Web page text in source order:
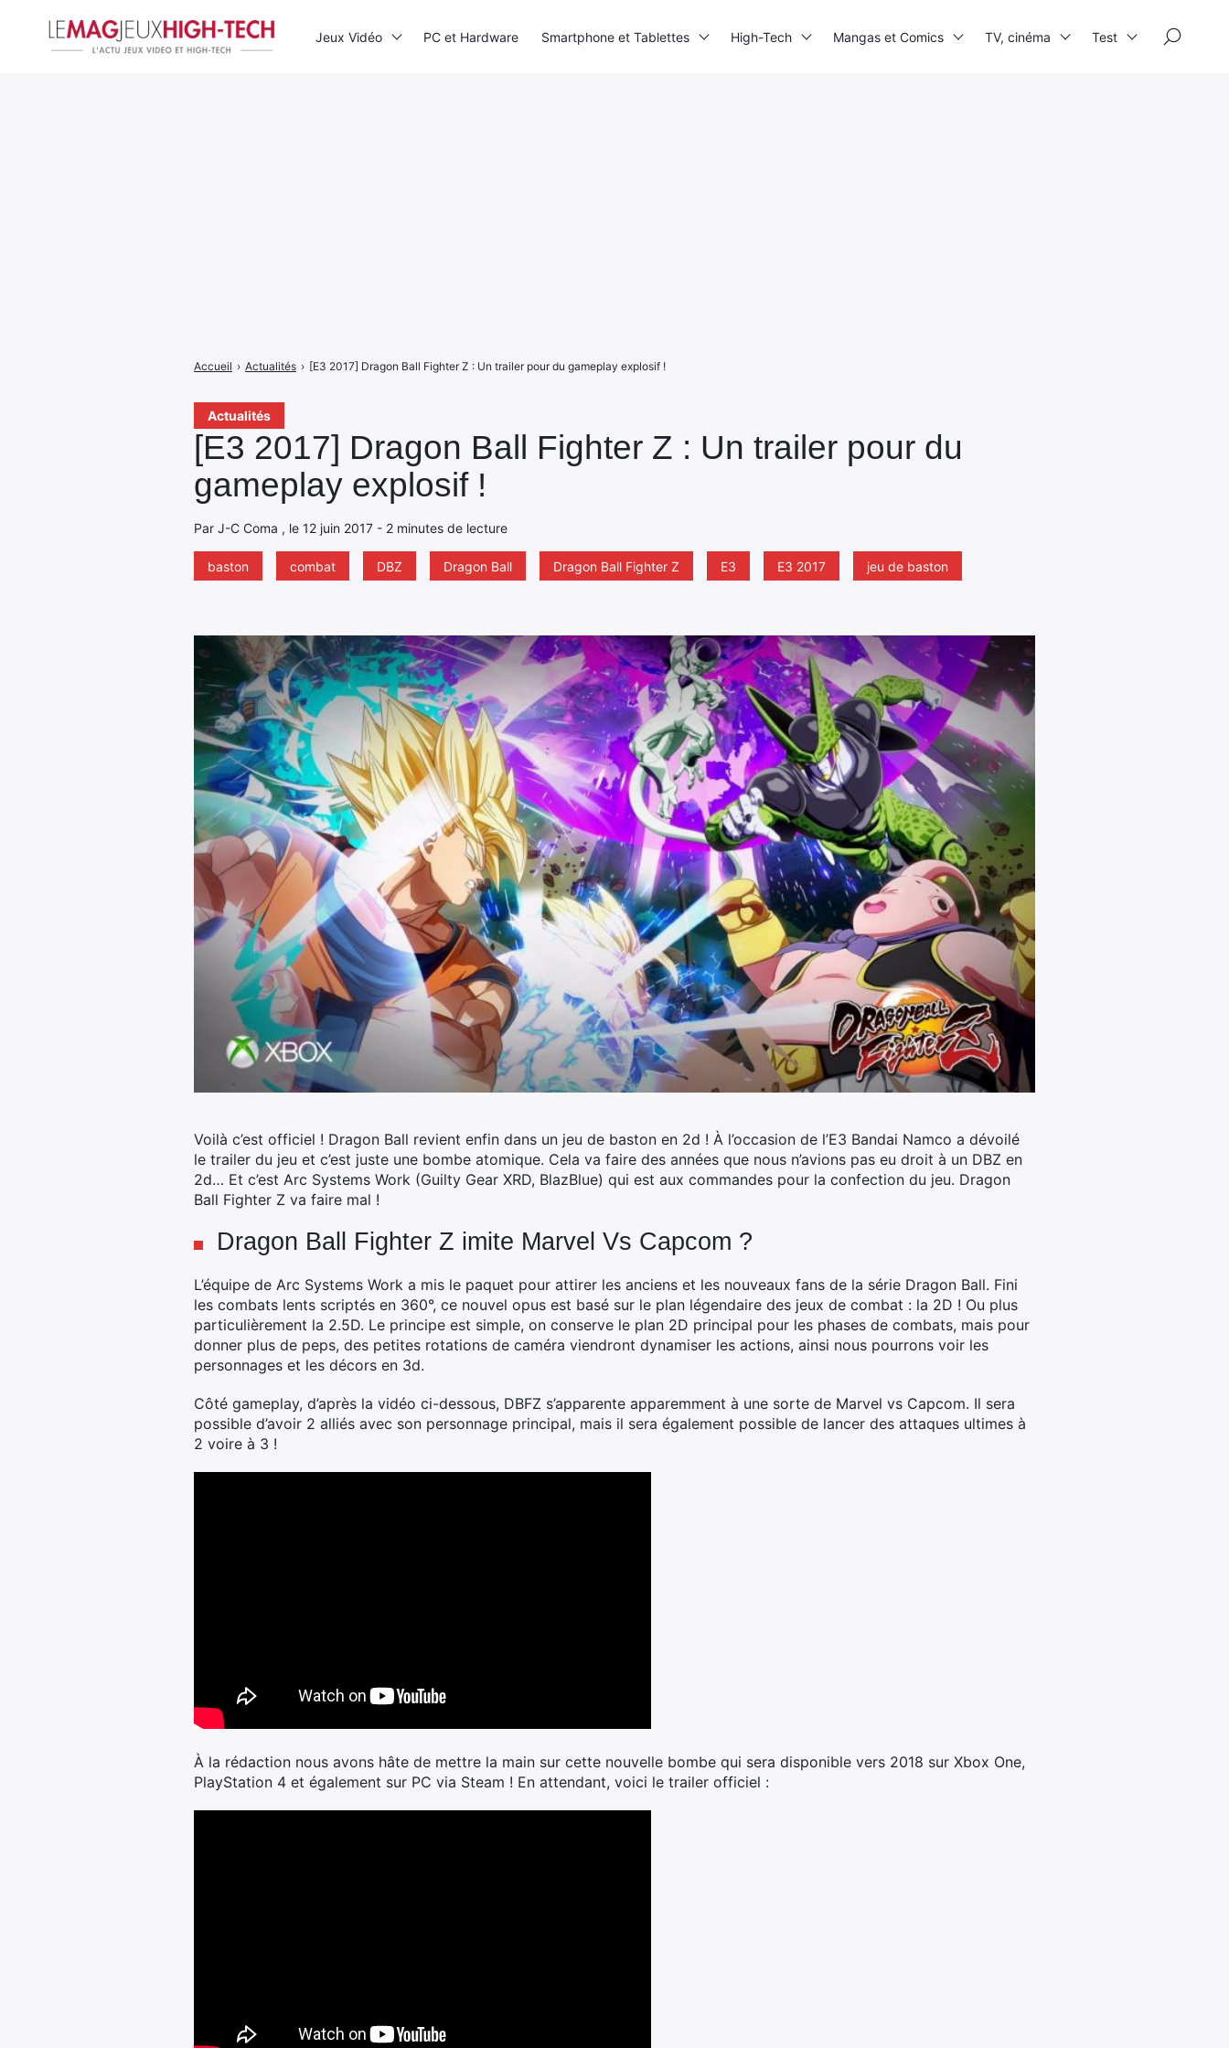
Actualités
[E3 2017] Dragon Ball Fighter Z : Un trailer pour du
gameplay explosif !
Par J-C Coma , le 12 juin 2017 - 2 minutes de lecture
baston combat DBZ Dragon Ball Dragon Ball Fighter Z E3 E3 2017 jeu de baston
Accueil › Actualités › [E3 2017] Dragon Ball Fighter Z : Un trailer pour du gameplay explosif !
Voilà c’est officiel ! Dragon Ball revient enfin dans un jeu de baston en 2d ! À l’occasion de l’E3 Bandai Namco a dévoilé
le trailer du jeu et c’est juste une bombe atomique. Cela va faire des années que nous n’avions pas eu droit à un DBZ en
2d… Et c’est Arc Systems Work (Guilty Gear XRD, BlazBlue) qui est aux commandes pour la confection du jeu. Dragon
Ball Fighter Z va faire mal !
Dragon Ball Fighter Z imite Marvel Vs Capcom ?
L’équipe de Arc Systems Work a mis le paquet pour attirer les anciens et les nouveaux fans de la série Dragon Ball. Fini
les combats lents scriptés en 360°, ce nouvel opus est basé sur le plan légendaire des jeux de combat : la 2D ! Ou plus
particulièrement la 2.5D. Le principe est simple, on conserve le plan 2D principal pour les phases de combats, mais pour
donner plus de peps, des petites rotations de caméra viendront dynamiser les actions, ainsi nous pourrons voir les
personnages et les décors en 3d.
Côté gameplay, d’après la vidéo ci-dessous, DBFZ s’apparente apparemment à une sorte de Marvel vs Capcom. Il sera
possible d’avoir 2 alliés avec son personnage principal, mais il sera également possible de lancer des attaques ultimes à
2 voire à 3 !
À la rédaction nous avons hâte de mettre la main sur cette nouvelle bombe qui sera disponible vers 2018 sur Xbox One,
PlayStation 4 et également sur PC via Steam ! En attendant, voici le trailer officiel :
Jeux Vidéo PC et Hardware Smartphone et Tablettes High-Tech Mangas et Comics TV, cinéma Test